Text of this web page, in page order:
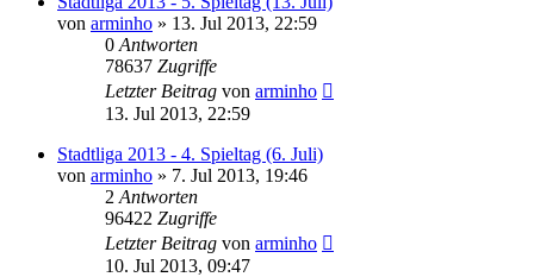
von arminho » 13. Jul 2013, 22:59
0 Antworten
78637 Zugriffe
Letzter Beitrag von arminho
13. Jul 2013, 22:59
Stadtliga 2013 - 4. Spieltag (6. Juli)
von arminho » 7. Jul 2013, 19:46
2 Antworten
96422 Zugriffe
Letzter Beitrag von arminho
10. Jul 2013, 09:47